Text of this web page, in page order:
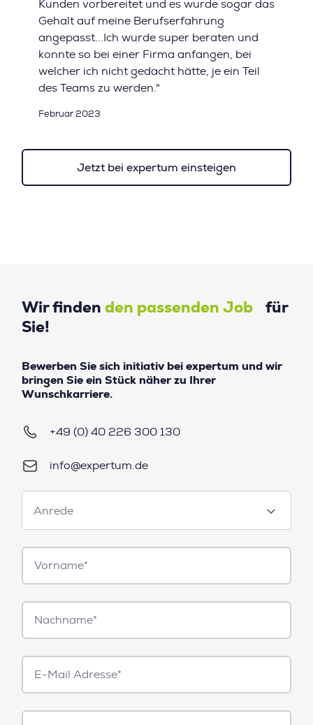
Kunden vorbereitet und es wurde sogar das
Gehalt auf meine Berufserfahrung
angepasst...Ich wurde super beraten und
konnte so bei einer Firma anfangen, bei
welcher ich nicht gedacht hätte, je ein Teil
des Teams zu werden."
Februar 2023
Jetzt bei expertum einsteigen
Wir finden den passenden Job für
Sie!
Bewerben Sie sich initiativ bei expertum und wir
bringen Sie ein Stück näher zu Ihrer
Wunschkarriere.
+49 (0) 40 226 300 130
info@expertum.de
Anrede
Anrede
Vorname*
Nachname*
E-
Mail*
Telefonnummer